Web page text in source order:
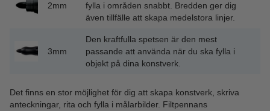
2mm
fylla i områden snabbt. Bredden ger dig
även tillfälle att skapa medelstora linjer.
3mm
Den kraftfulla spetsen är den mest
passande att använda när du ska fylla i
objekt på dina konstverk.
Det finns en stor möjlighet för dig att skapa konstverk, skriva
anteckningar, rita och fylla i målarbilder. Filtpennans